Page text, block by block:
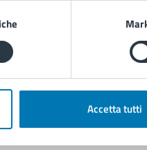
Accetta tutti